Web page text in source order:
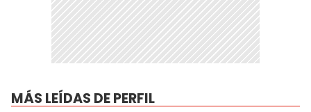
MÁS LEÍDAS DE PERFIL